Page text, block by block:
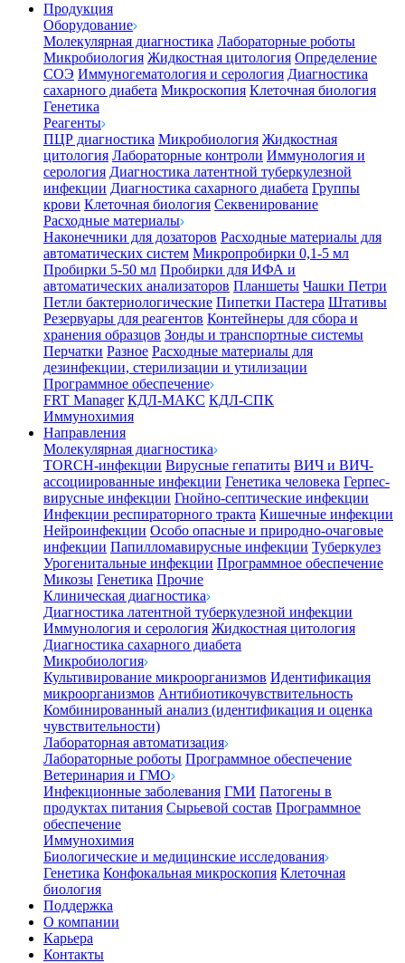
Продукция
Оборудование
Молекулярная диагностика Лабораторные роботы
Микробиология Жидкостная цитология Определение
СОЭ Иммуногематология и серология Диагностика
сахарного диабета Микроскопия Клеточная биология
Генетика
Реагенты
ПЦР диагностика Микробиология Жидкостная
цитология Лабораторные контроли Иммунология и
серология Диагностика латентной туберкулезной
инфекции Диагностика сахарного диабета Группы
крови Клеточная биология Секвенирование
Расходные материалы
Наконечники для дозаторов Расходные материалы для
автоматических систем Микропробирки 0,1-5 мл
Пробирки 5-50 мл Пробирки для ИФА и
автоматических анализаторов Планшеты Чашки Петри
Петли бактериологические Пипетки Пастера Штативы
Резервуары для реагентов Контейнеры для сбора и
хранения образцов Зонды и транспортные системы
Перчатки Разное Расходные материалы для
дезинфекции, стерилизации и утилизации
Программное обеспечение
FRT Manager КДЛ-МАКС КДЛ-СПК
Иммунохимия
Направления
Молекулярная диагностика
TORCH-инфекции Вирусные гепатиты ВИЧ и ВИЧ-
ассоциированные инфекции Генетика человека Герпес-
вирусные инфекции Гнойно-септические инфекции
Инфекции респираторного тракта Кишечные инфекции
Нейроинфекции Особо опасные и природно-очаговые
инфекции Папилломавирусные инфекции Туберкулез
Урогенитальные инфекции Программное обеспечение
Микозы Генетика Прочие
Клиническая диагностика
Диагностика латентной туберкулезной инфекции
Иммунология и серология Жидкостная цитология
Диагностика сахарного диабета
Микробиология
Культивирование микроорганизмов Идентификация
микроорганизмов Антибиотикочувствительность
Комбинированный анализ (идентификация и оценка
чувствительности)
Лабораторная автоматизация
Лабораторные роботы Программное обеспечение
Ветеринария и ГМО
Инфекционные заболевания ГМИ Патогены в
продуктах питания Сырьевой состав Программное
обеспечение
Иммунохимия
Биологические и медицинские исследования
Генетика Конфокальная микроскопия Клеточная
биология
Поддержка
О компании
Карьера
Контакты